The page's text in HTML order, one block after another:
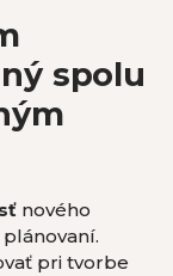
spolu
nového
pri tvorbe